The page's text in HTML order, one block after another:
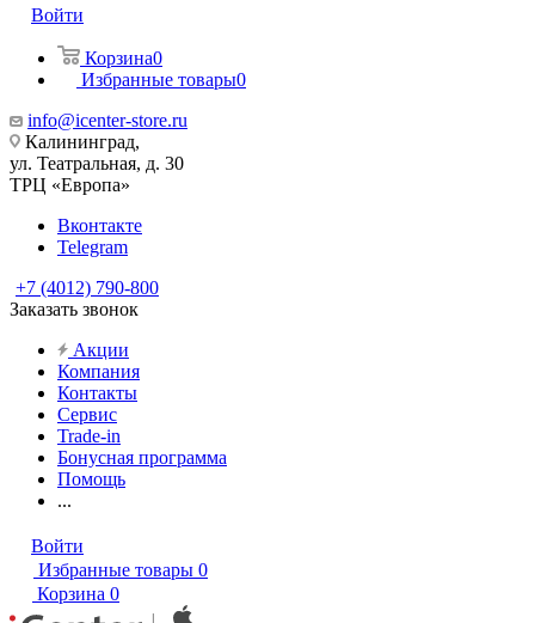
Войти
Корзина0
Избранные товары0
info@icenter-store.ru
Калининград,
ул. Театральная, д. 30
ТРЦ «Европа»
Вконтакте
Telegram
+7 (4012) 790-800
Заказать звонок
Акции
Компания
Контакты
Сервис
Trade-in
Бонусная программа
Помощь
...
Войти
Избранные товары 0
Корзина 0